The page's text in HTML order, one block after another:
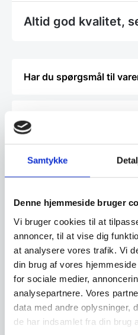
Samtykke
Denne hjemmeside bruger
Vi bruger cookies til at
annoncer, til at vise dig
at analysere vores trafik. Vi
din brug af vores
for sociale medier,
analysepartnere. Vores
data med andre oplysninger,
de har indsamlet fra din brug
Altid god kvalitet,
Har du spørgsmål til
Vi prismatcher - Klik her
Relaterede
Termobakke fra Hendi
Termobakke inkl. 2 stk
køleelementer + 1 stk. låg.
Måler: 430x290x(H)150 mm.